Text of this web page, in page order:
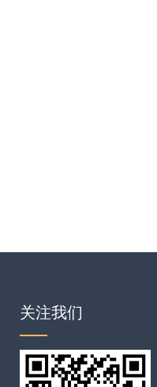
关注我们